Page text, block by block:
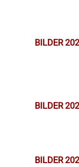
BILDER
BILDER
BILDER